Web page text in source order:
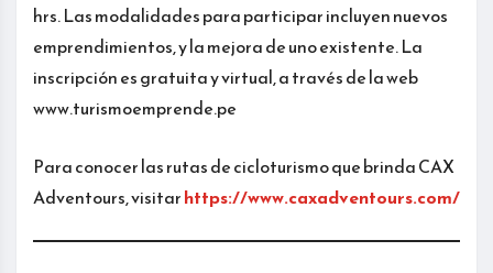
hrs. Las modalidades para participar incluyen nuevos
emprendimientos, y la mejora de uno existente. La
inscripción es gratuita y virtual, a través de la web
www.turismoemprende.pe
Para conocer las rutas de cicloturismo que brinda CAX
Adventours, visitarhttps://www.caxadventours.com/